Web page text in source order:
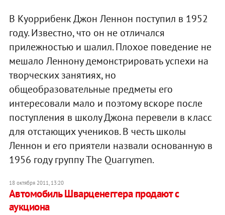
В Куоррибенк Джон Леннон поступил в 1952
году. Известно, что он не отличался
прилежностью и шалил. Плохое поведение не
мешало Леннону демонстрировать успехи на
творческих занятиях, но
общеобразовательные предметы его
интересовали мало и поэтому вскоре после
поступления в школу Джона перевели в класс
для отстающих учеников. В честь школы
Леннон и его приятели назвали основанную в
1956 году группу The Quarrymen.
18 октября 2011, 13:20
Автомобиль Шварценеггера продают с
аукциона